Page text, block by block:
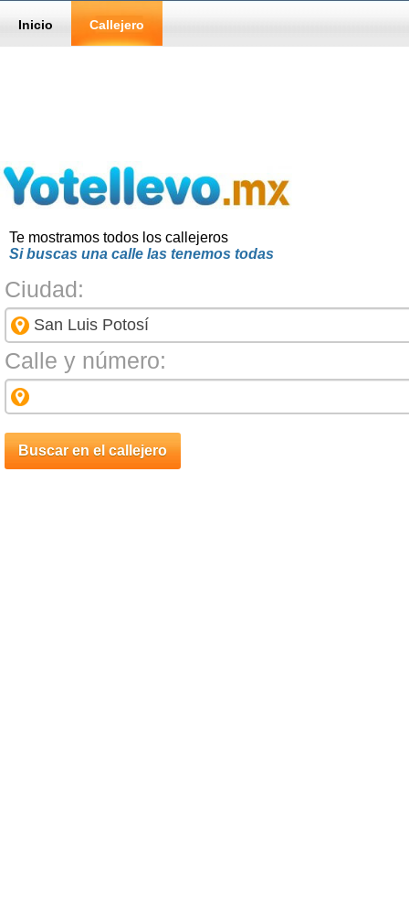
Inicio Callejero
Te mostramos todos los callejeros
Si buscas una calle las tenemos todas
Ciudad:
Calle y número: